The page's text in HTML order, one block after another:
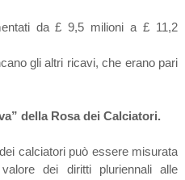
da £ 9,5 milioni a £ 11,2
gli altri ricavi, che erano pari
della Rosa dei Calciatori.
calciatori può essere misurata
dei diritti pluriennali alle